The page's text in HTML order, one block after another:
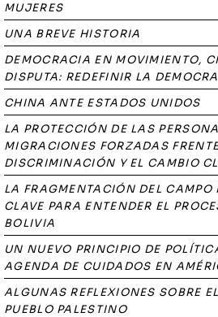
MUJERES
UNA BREVE HISTORIA
DEMOCRACIA EN MOVIMIENTO,
DISPUTA: REDEFINIR LA
CHINA ANTE ESTADOS UNIDOS
LA PROTECCIÓN DE LAS
MIGRACIONES FORZADAS
DISCRIMINACIÓN Y EL CAMBIO
LA FRAGMENTACIÓN DEL
CLAVE PARA ENTENDER EL
BOLIVIA
UN NUEVO PRINCIPIO DE
AGENDA DE CUIDADOS EN
ALGUNAS REFLEXIONES SOBRE
PUEBLO PALESTINO